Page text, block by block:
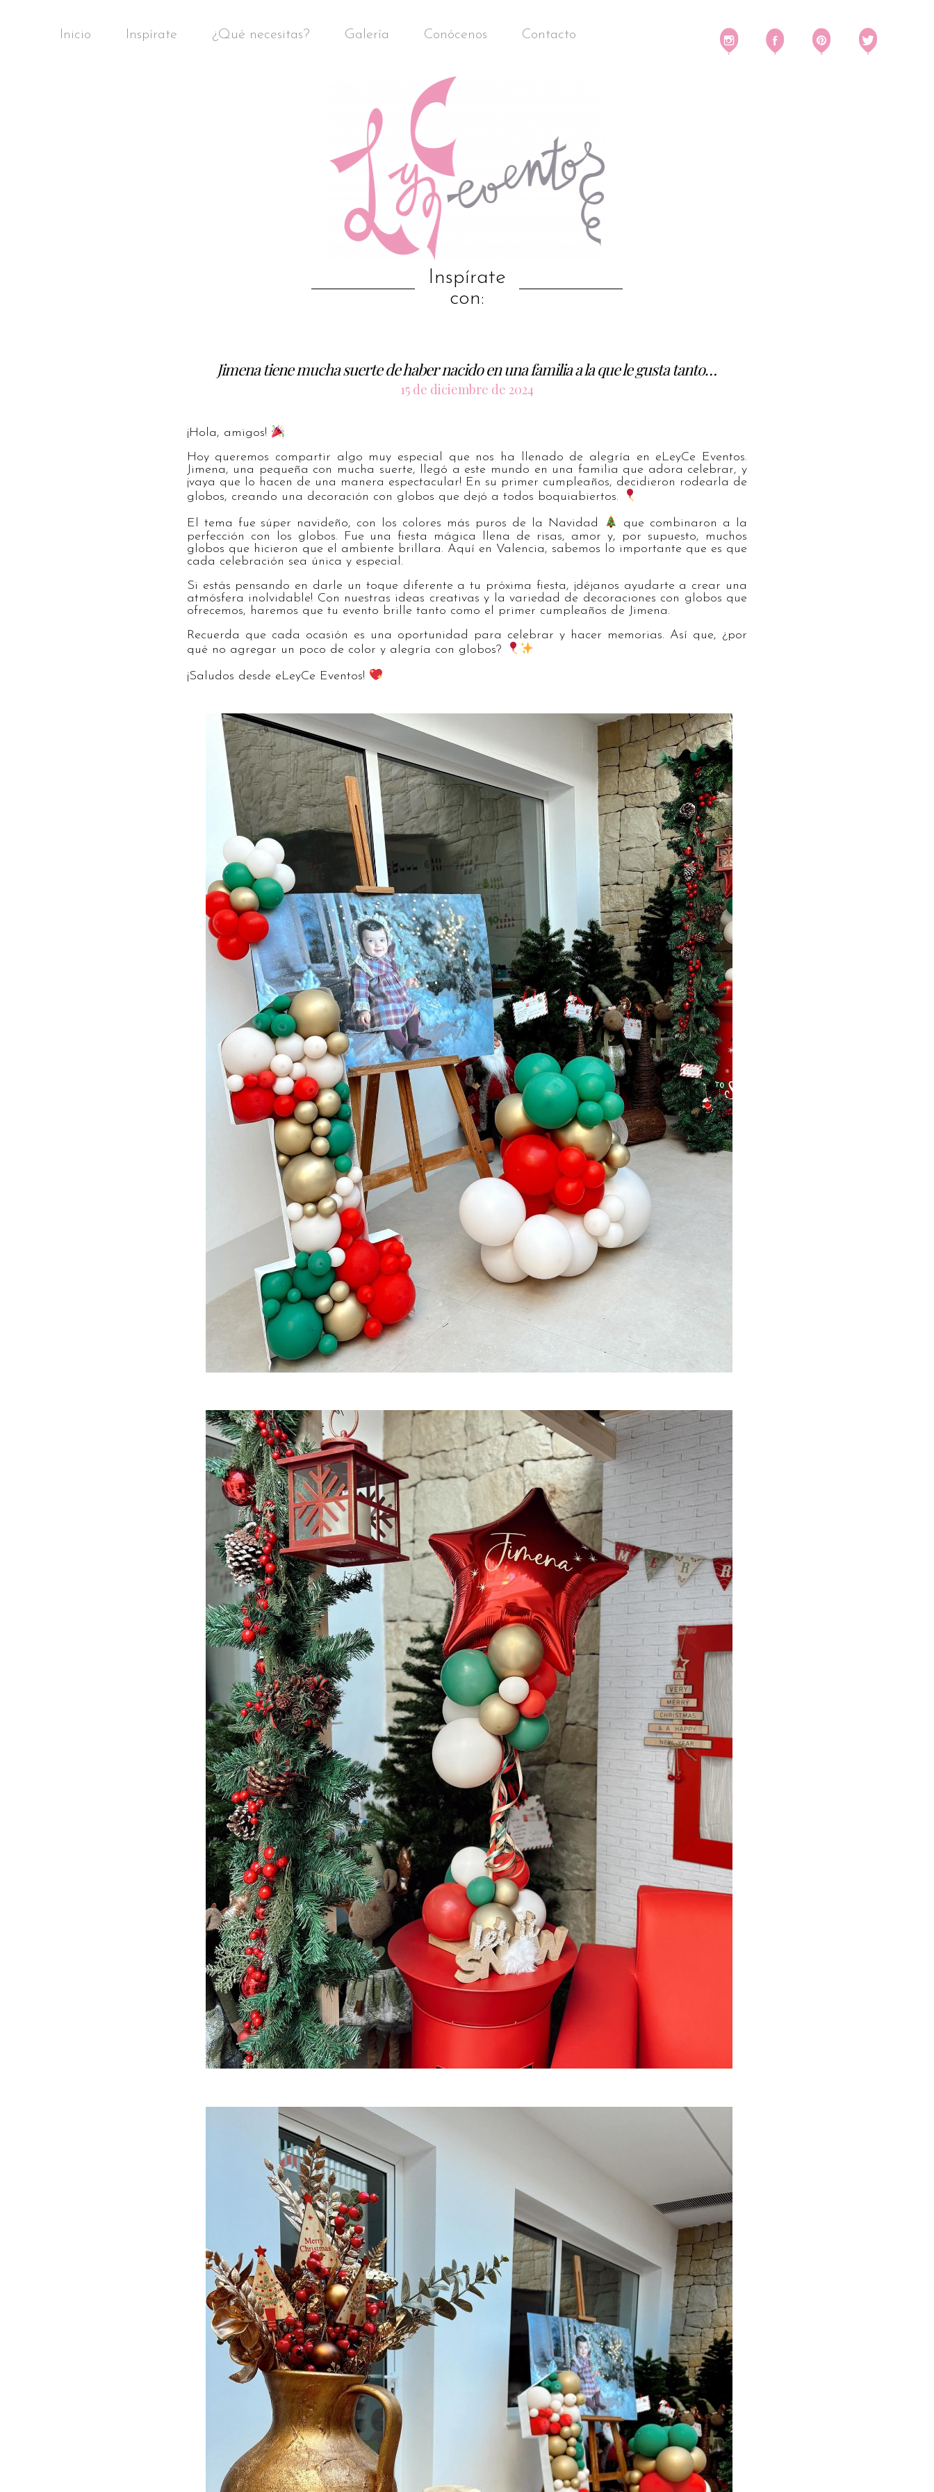
Inicio Inspírate ¿Qué necesitas? Galería Conócenos Contacto
Inspírate
con:
Jimena tiene mucha suerte de haber nacido en una familia a la que le gusta tanto…
15 de diciembre de 2024
¡Hola, amigos!
Hoy queremos compartir algo muy especial que nos ha llenado de alegría en eLeyCe Eventos.
Jimena, una pequeña con mucha suerte, llegó a este mundo en una familia que adora celebrar, y
¡vaya que lo hacen de una manera espectacular! En su primer cumpleaños, decidieron rodearla de
globos, creando una decoración con globos que dejó a todos boquiabiertos.
El tema fue súper navideño, con los colores más puros de la Navidad
que combinaron a la
perfección con los globos. Fue una fiesta mágica llena de risas, amor y, por supuesto, muchos
globos que hicieron que el ambiente brillara. Aquí en Valencia, sabemos lo importante que es que
cada celebración sea única y especial.
Si estás pensando en darle un toque diferente a tu próxima fiesta, ¡déjanos ayudarte a crear una
atmósfera inolvidable! Con nuestras ideas creativas y la variedad de decoraciones con globos que
ofrecemos, haremos que tu evento brille tanto como el primer cumpleaños de Jimena.
Recuerda que cada ocasión es una oportunidad para celebrar y hacer memorias. Así que, ¿por
qué no agregar un poco de color y alegría con globos?
¡Saludos desde eLeyCe Eventos!